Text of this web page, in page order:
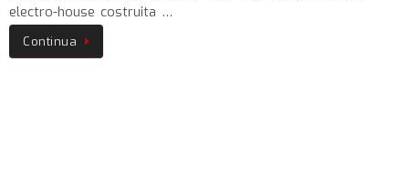
electro-house costruita …
Continua